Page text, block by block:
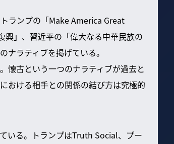
ランプの「Make America Great
」、習近平の「偉大なる中華民族の
ラティブを掲げている。
懐古という一つのナラティブが過去と
おける相手との関係の結び方は究極的
いる。トランプはTruth Social、プー